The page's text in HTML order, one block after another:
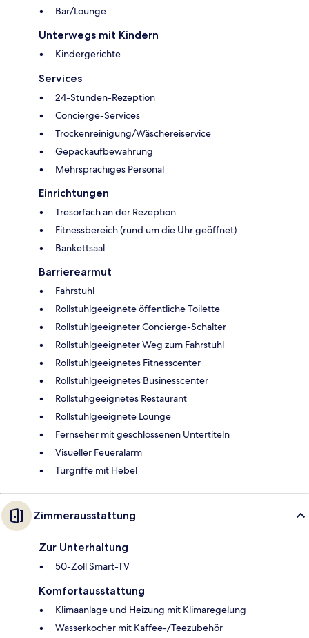
Bar/Lounge
Unterwegs mit Kindern
Kindergerichte
Services
24-Stunden-Rezeption
Concierge-Services
Trockenreinigung/Wäschereiservice
Gepäckaufbewahrung
Mehrsprachiges Personal
Einrichtungen
Tresorfach an der Rezeption
Fitnessbereich (rund um die Uhr geöffnet)
Bankettsaal
Barrierearmut
Fahrstuhl
Rollstuhlgeeignete öffentliche Toilette
Rollstuhlgeeigneter Concierge-Schalter
Rollstuhlgeeigneter Weg zum Fahrstuhl
Rollstuhlgeeignetes Fitnesscenter
Rollstuhlgeeignetes Businesscenter
Rollstuhgeeignetes Restaurant
Rollstuhlgeeignete Lounge
Fernseher mit geschlossenen Untertiteln
Visueller Feueralarm
Türgriffe mit Hebel
Zimmerausstattung
Zur Unterhaltung
50-Zoll Smart-TV
Komfortausstattung
Klimaanlage und Heizung mit Klimaregelung
Wasserkocher mit Kaffee-/Teezubehör